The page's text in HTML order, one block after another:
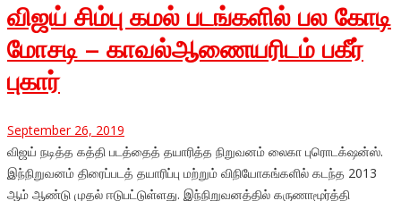
விஜய் சிம்பு கமல் படங்களில் பல கோடி
மோசடி – காவல்ஆணையரிடம் பகீர்
புகார்
September 26, 2019
விஜய் நடித்த கத்தி படத்தைத் தயாரித்த நிறுவனம் லைகா புரொடக்‌ஷன்ஸ்.
இந்நிறுவனம் திரைப்படத் தயாரிப்பு மற்றும் விநியோகங்களில் கடந்த 2013
ஆம் ஆண்டு முதல் ஈடுபட்டுள்ளது. இந்நிறுவனத்தில் கருணாமூர்த்தி